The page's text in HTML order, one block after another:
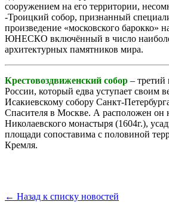
сооружением на его территории,
-Троицкий собор, признанный
произведение «московского барокко»
ЮНЕСКО включённый в число
архитектурных памятников мира.
Крестовоздвиженский собор – третий
России, который едва уступает своим
Исакиевскому собору Санкт-
Спасителя в Москве. А расположен он
Николаевского монастыря (1604г.),
площади сопоставима с половиной
Кремля.
← Назад к списку новостей